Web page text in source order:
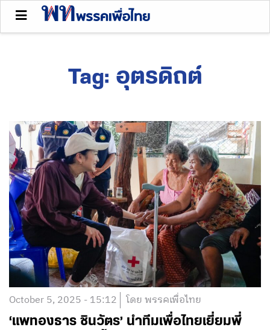
Tag: อุตรดิถต์
October 5, 2025 - 15:12 โดย พรรคเพื่อไทย
‘แพทองธาร ชินวัตร’ นำทีมเพื่อไทยเยี่ยมพี่